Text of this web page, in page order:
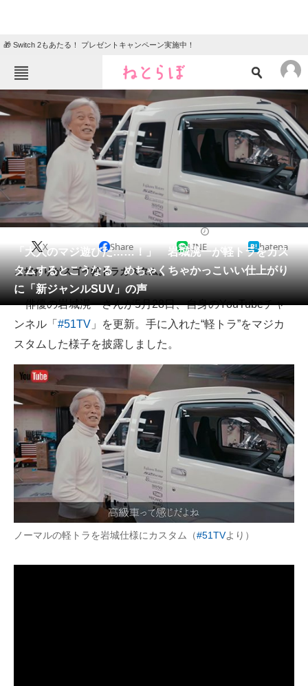
🎁 Switch 2もあたる！ プレゼントキャンペーン実施中！
ねとらぼメニュー
TOP ニュース
クイズ
グルメ 地域
住まい 教育・育児
動物 リサーチ
会員記事
メディア
注目記事を集めた総合ページ
ITの今と未来を見通す
スマホと通信の最新トレンド
進化するPCとデバイスの未来
好きが集まる 比べて選べる
ビジネスと働き方のヒント
AI活用のいまが分かる
企業ITのトレンドを詳説
「大人のマジ遊びだ……！」 岩城滉一が軽トラをカス
タムするとこうなる めちゃくちゃかっこいい仕上がり
に「新ジャンルSUV」の声
X Share LINE hatena
こだわりがスゴイ軽トラカスタム。
俳優の岩城滉一さんが5月28日、自身のYouTubeチャ
ンネル「 #51TV 」を更新。手に入れた“軽トラ”をマジカ
スタムした様子を披露しました。
ノーマルの軽トラを岩城仕様にカスタム（#51TVより）